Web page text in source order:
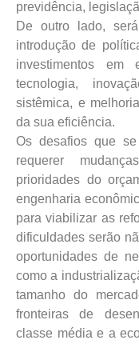
previdência,
De outro lado,
introdução de
investimentos em
tecnologia,
sistêmica, e
da sua eficiência.
Os desafios que
requerer
prioridades do
engenharia
para viabilizar as
dificuldades serão
oportunidades de
como a
tamanho do
fronteiras de
classe média e a